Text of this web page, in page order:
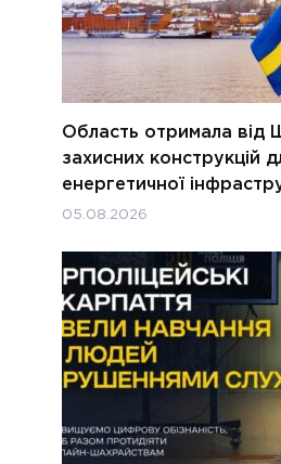
Область отримала від
захисних конструкцій
енергетичної
05.08.2026